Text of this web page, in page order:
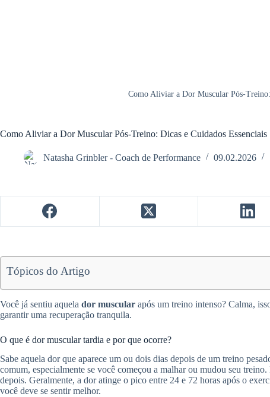
Como Aliviar a Dor Muscular Pós-
Como Aliviar a Dor Muscular Pós-Treino: Dicas e Cuidados Essenciais
Natasha Grinbler - Coach de Performance 09.02.2026
Tópicos do Artigo
Você já sentiu aquela dor muscular após um treino intenso? Calma,
garantir uma recuperação tranquila.
O que é dor muscular tardia e por que ocorre?
Sabe aquela dor que aparece um ou dois dias depois de um treino
comum, especialmente se você começou a malhar ou mudou seu
depois. Geralmente, a dor atinge o pico entre 24 e 72 horas após o
você deve se sentir melhor.